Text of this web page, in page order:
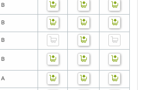
B
B
B
B
A